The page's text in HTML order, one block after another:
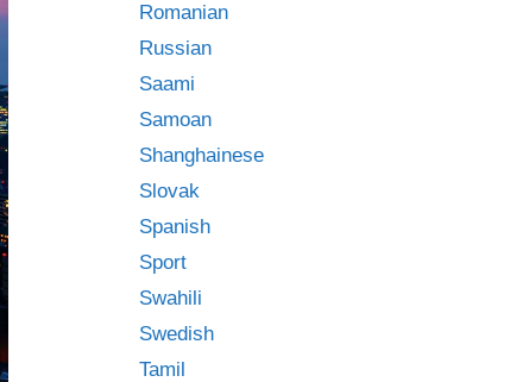
Romanian
Russian
Saami
Samoan
Shanghainese
Slovak
Spanish
Sport
Swahili
Swedish
Tamil